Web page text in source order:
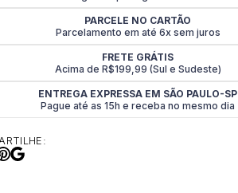
PARCELE NO CARTÃO
Parcelamento em até 6x sem juros
FRETE GRÁTIS
Acima de R$199,99 (Sul e Sudeste)
ENTREGA EXPRESSA EM SÃO PAULO-SP
Pague até as 15h e receba no mesmo dia